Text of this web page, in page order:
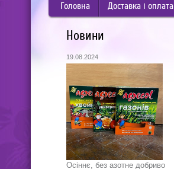
Головна Доставка і оплата
Новини
19.08.2024
Осіннє, без азотне добриво